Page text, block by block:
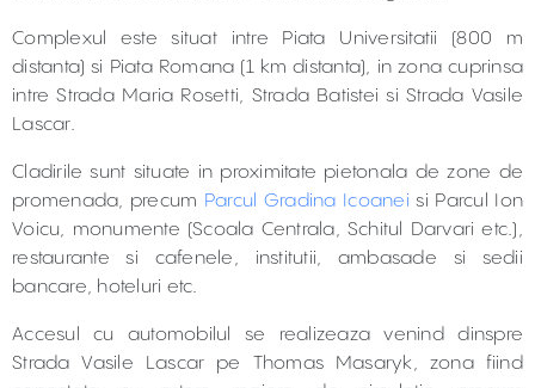
Complexul este situat intre Piata Universitatii (800 m
distanta) si Piata Romana (1 km distanta), in zona cuprinsa
intre Strada Maria Rosetti, Strada Batistei si Strada Vasile
Lascar.
Cladirile sunt situate in proximitate pietonala de zone de
promenada, precum Parcul Gradina Icoanei si Parcul Ion
Voicu, monumente (Scoala Centrala, Schitul Darvari etc.),
restaurante si cafenele, institutii, ambasade si sedii
bancare, hoteluri etc.
Accesul cu automobilul se realizeaza venind dinspre
Strada Vasile Lascar pe Thomas Masaryk, zona fiind